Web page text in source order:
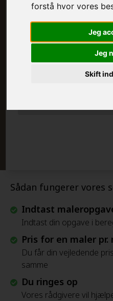
forstå hvor vores
Jeg
Jeg
Skift
Sådan fungerer vores
Indtast
Indtast din opgave i
Pris for en maler pr.
Du får din vejledende
samme
Du ringes op
Vores rådgivere vil
MALEROPGAVER -
MALEROPGAVER -